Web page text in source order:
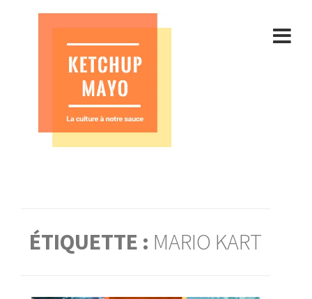
ÉTIQUETTE : MARIO KART